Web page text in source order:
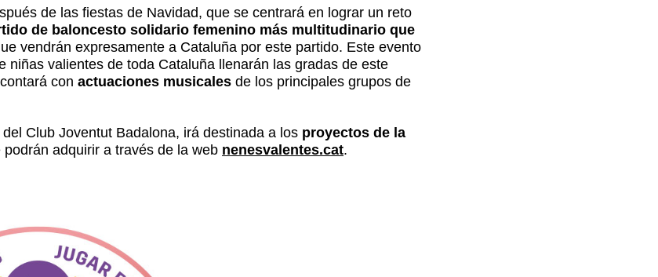
de las fiestas de Navidad, que se centrará en lograr un reto
de baloncesto solidario femenino más multitudinario que
vendrán expresamente a Cataluña por este partido. Este evento
niñas valientes de toda Cataluña llenarán las gradas de este
con actuaciones musicales de los principales grupos de
Club Joventut Badalona, irá destinada a los proyectos de la
adquirir a través de la web nenesvalentes.cat.